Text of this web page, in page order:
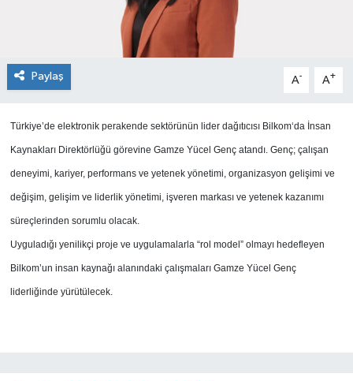
Paylaş A- A+
Türkiye’de elektronik perakende sektörünün lider dağıtıcısı Bilkom‘da İnsan
Kaynakları Direktörlüğü görevine Gamze Yücel Genç atandı. Genç; çalışan
deneyimi, kariyer, performans ve yetenek yönetimi, organizasyon gelişimi ve
değişim, gelişim ve liderlik yönetimi, işveren markası ve yetenek kazanımı
süreçlerinden sorumlu olacak.
Uyguladığı yenilikçi proje ve uygulamalarla “rol model” olmayı hedefleyen
Bilkom’un insan kaynağı alanındaki çalışmaları Gamze Yücel Genç
liderliğinde yürütülecek.